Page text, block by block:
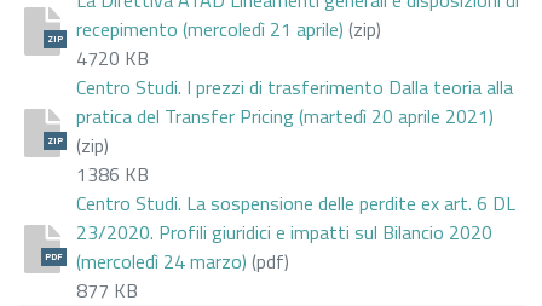
ZIP
recepimento (mercoledì 21 aprile) (zip)
4720 KB
ZIP
Centro Studi. I prezzi di trasferimento Dalla teoria alla
pratica del Transfer Pricing (martedì 20 aprile 2021)
(zip)
1386 KB
PDF
Centro Studi. La sospensione delle perdite ex art. 6 DL
23/2020. Profili giuridici e impatti sul Bilancio 2020
(mercoledì 24 marzo) (pdf)
877 KB